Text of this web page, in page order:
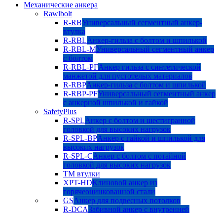
Механические анкера
Rawlbolt
R-RBУниверсальный сегментный анкер-
втулка
R-RBLАнкер-гильза с болтом и шпилькой
R-RBL-MУниверсальный сегментный анкер
с болтом
R-RBL-PFАнкер гильза с синтетической
манжетой для пустотелых материалов
R-RBPАнкер-гильза с болтом и шпилькой
R-RBP-PFУниверсальный сегментный анкер
с анкерной шпилькой и гайкой
SafetyPlus
R-SPLАнкер с болтом и шестигранной
головкой для высоких нагрузок
R-SPL-BPАнкер с гайкой и шпилькой для
высоких нагрузок
R-SPL-CАнкер с болтом с потайной
головкой для высоких нагрузок
TM втулки
XPT-HDКлиновой анкер из
горячеоцинкованной стали
GSАнкер для подвесных потолков
R-DCAЗабивной анкер с внутренней